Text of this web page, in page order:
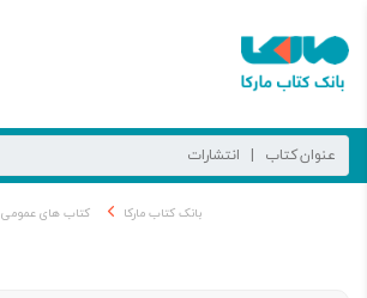
بانک کتاب مارکا کتاب های عمومی